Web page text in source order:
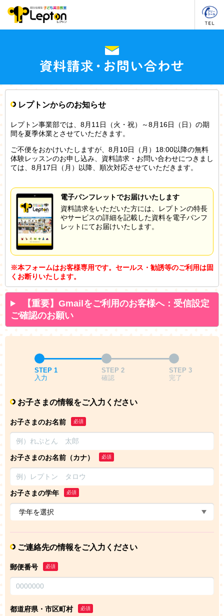
レプトンからのお知らせ
レプトン事業部では、8月11日（火・祝）～8月16日（日）の期
間を夏季休業とさせていただきます。
ご不便をおかけいたしますが、8月10日（月）18:00以降の無料
体験レッスンのお申し込み、資料請求・お問い合わせにつきまし
ては、8月17日（月）以降、順次対応させていただきます。
電子パンフレットでお届けいたします
資料請求をいただいた方には、レプトンの特長
やサービスの詳細を記載した資料を電子パンフ
レットにてお届けいたします。
※本フォームはお客様専用です。セールス・勧誘等のご利用は固
くお断りいたします。
【重要】Gmailをご利用のお客様へ：受信設定
ご確認のお願い
STEP 1
入力
STEP 2
確認
STEP 3
完了
お子さまの情報をご入力ください
お子さまのお名前 必須
お子さまのお名前（カナ） 必須
お子さまの学年 必須
ご連絡先の情報をご入力ください
郵便番号 必須
都道府県・市区町村 必須